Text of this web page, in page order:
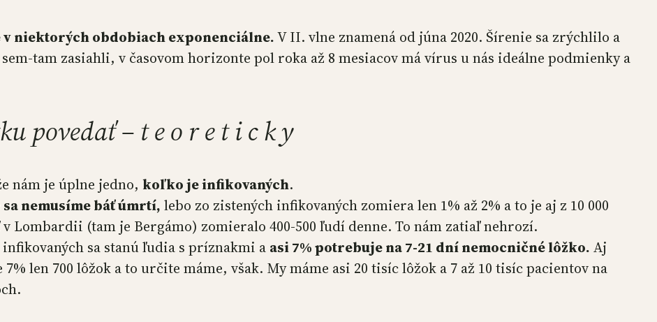
niektorých obdobiach exponenciálne.V II. vlne znamená od júna 2020. Šírenie sa zrýchlilo a
tam zasiahli, v časovom horizonte pol roka až 8 mesiacov má vírus u nás ideálne podmienky a
povedať – t e o r e t i c k y
nám je úplne jedno, koľko je infikovaných.
sa nemusíme báť úmrtí, lebo zo zistených infikovaných zomiera len 1% až 2% a to je aj z 10 000
v Lombardii (tam je Bergámo) zomieralo 400-500 ľudí denne. To nám zatiaľ nehrozí.
sa stanú ľudia s príznakmi a asi 7% potrebuje na 7-21 dní nemocničné lôžko. Aj
7% len 700 lôžok a to určite máme, však. My máme asi 20 tisíc lôžok a 7 až 10 tisíc pacientov na